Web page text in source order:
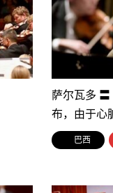
萨尔瓦多
布，由于心
巴西